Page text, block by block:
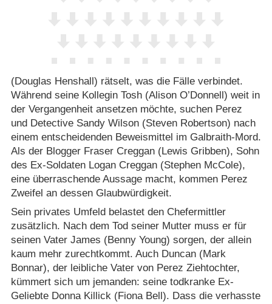
(Douglas Henshall) rätselt, was die Fälle verbindet.
Während seine Kollegin Tosh (Alison O’Donnell) weit in
der Vergangenheit ansetzen möchte, suchen Perez
und Detective Sandy Wilson (Steven Robertson) nach
einem entscheidenden Beweismittel im Galbraith-Mord.
Als der Blogger Fraser Creggan (Lewis Gribben), Sohn
des Ex-Soldaten Logan Creggan (Stephen McCole),
eine überraschende Aussage macht, kommen Perez
Zweifel an dessen Glaubwürdigkeit.
Sein privates Umfeld belastet den Chefermittler
zusätzlich. Nach dem Tod seiner Mutter muss er für
seinen Vater James (Benny Young) sorgen, der allein
kaum mehr zurechtkommt. Auch Duncan (Mark
Bonnar), der leibliche Vater von Perez Ziehtochter,
kümmert sich um jemanden: seine todkranke Ex-
Geliebte Donna Killick (Fiona Bell). Dass die verhasste